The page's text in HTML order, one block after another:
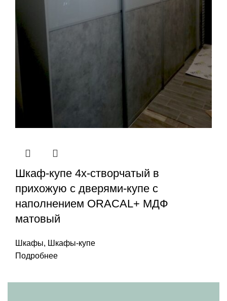
Шкаф-купе 4х-створчатый в
прихожую с дверями-купе с
наполнением ORACAL+ МДФ
матовый
Шкафы, Шкафы-купе
Подробнее